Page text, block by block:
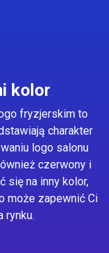
kolor
fryzjerskim to
charakter
logo salonu
czerwony i
się na inny kolor,
może zapewnić Ci
rynku.